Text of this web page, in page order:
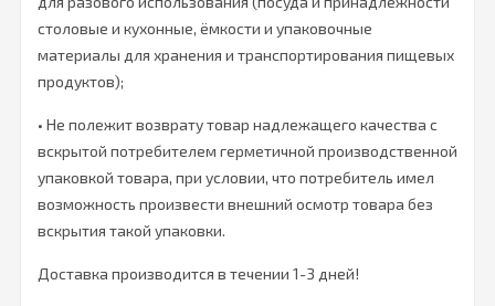
столовые и кухонные, ёмкости и упаковочные
материалы для хранения и транспортирования пищевых
продуктов);
• Не полежит возврату товар надлежащего качества с
вскрытой потребителем герметичной производственной
упаковкой товара, при условии, что потребитель имел
возможность произвести внешний осмотр товара без
вскрытия такой упаковки.
Доставка производится в течении 1-3 дней!